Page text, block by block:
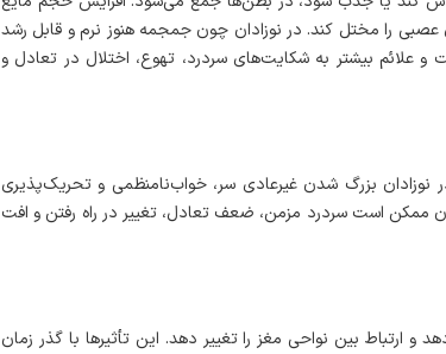
را مختل کند. در نوزادان چون جمجمه هنوز نرم و قابل رشد
بیشتر به شکایت‌های سردرد، تهوع، اختلال در تعادل و
بزرگ شدن غیرعادی سر، خواب‌نامنظمی و تحریک‌پذیری
ممکن است سردرد مزمن، ضعف تعادل، تغییر در راه رفتن و افت
ارتباط بین نواحی مغز را تغییر دهد. این تأثیرها با گذر زمان